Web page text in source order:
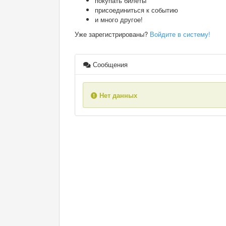
присоединиться к событию
и много другое!
Уже зарегистрированы? Войдите в систему!
Сообщения
Нет данных